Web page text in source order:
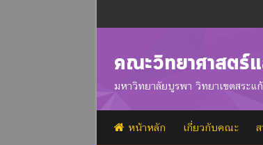
คณะวิทยาศาสตร์
มหาวิทยาลัยบูรพา วิทยาเขตสระแ
หน้าหลัก เกี่ยวกับคณะ